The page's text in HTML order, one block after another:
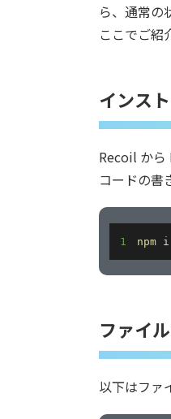
ら、通常の
ここでご紹
インス
Recoil から
コードの書
1 npm i
ファイ
以下はファ